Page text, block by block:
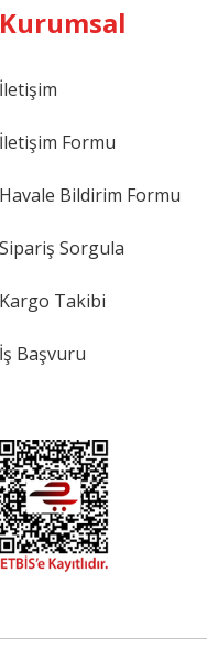
Kurumsal
İletişim
İletişim Formu
Havale Bildirim Formu
Sipariş Sorgula
Kargo Takibi
İş Başvuru